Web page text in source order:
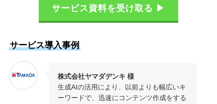
サービス資料を受け取る ▶
サービス導入事例
株式会社ヤマダデンキ 様
生成AIの活用により、以前よりも幅広いキ
ーワードで、迅速にコンテンツ作成をする